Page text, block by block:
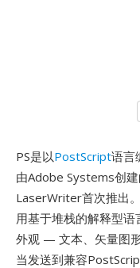
PS是以PostScript语言
由Adobe Systems创
LaserWriter首次推出
用基于堆栈的解释型
外观 — 文本、矢量图
当发送到兼容